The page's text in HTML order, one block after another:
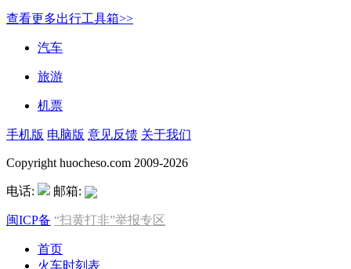
查看更多出行工具箱>>
汽车
旅游
机票
手机版 电脑版 意见反馈 关于我们
Copyright huocheso.com 2009-2026
电话: 邮箱:
闽ICP备 “扫黄打非”举报专区
首页
火车时刻表